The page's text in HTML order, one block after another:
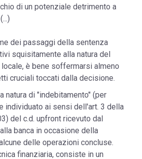
di un potenziale detrimento a
dei passaggi della sentenza
squisitamente alla natura del
è bene soffermarsi almeno
cruciali toccati dalla decisione.
natura di "indebitamento" (per
individuato ai sensi dell'art. 3 della
del c.d. upfront ricevuto dal
banca in occasione della
delle operazioni concluse.
finanziaria, consiste in un